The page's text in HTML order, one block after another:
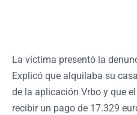
La víctima presentó la
Explicó que alquilaba su
de la aplicación Vrbo y que el
recibir un pago de 17.329